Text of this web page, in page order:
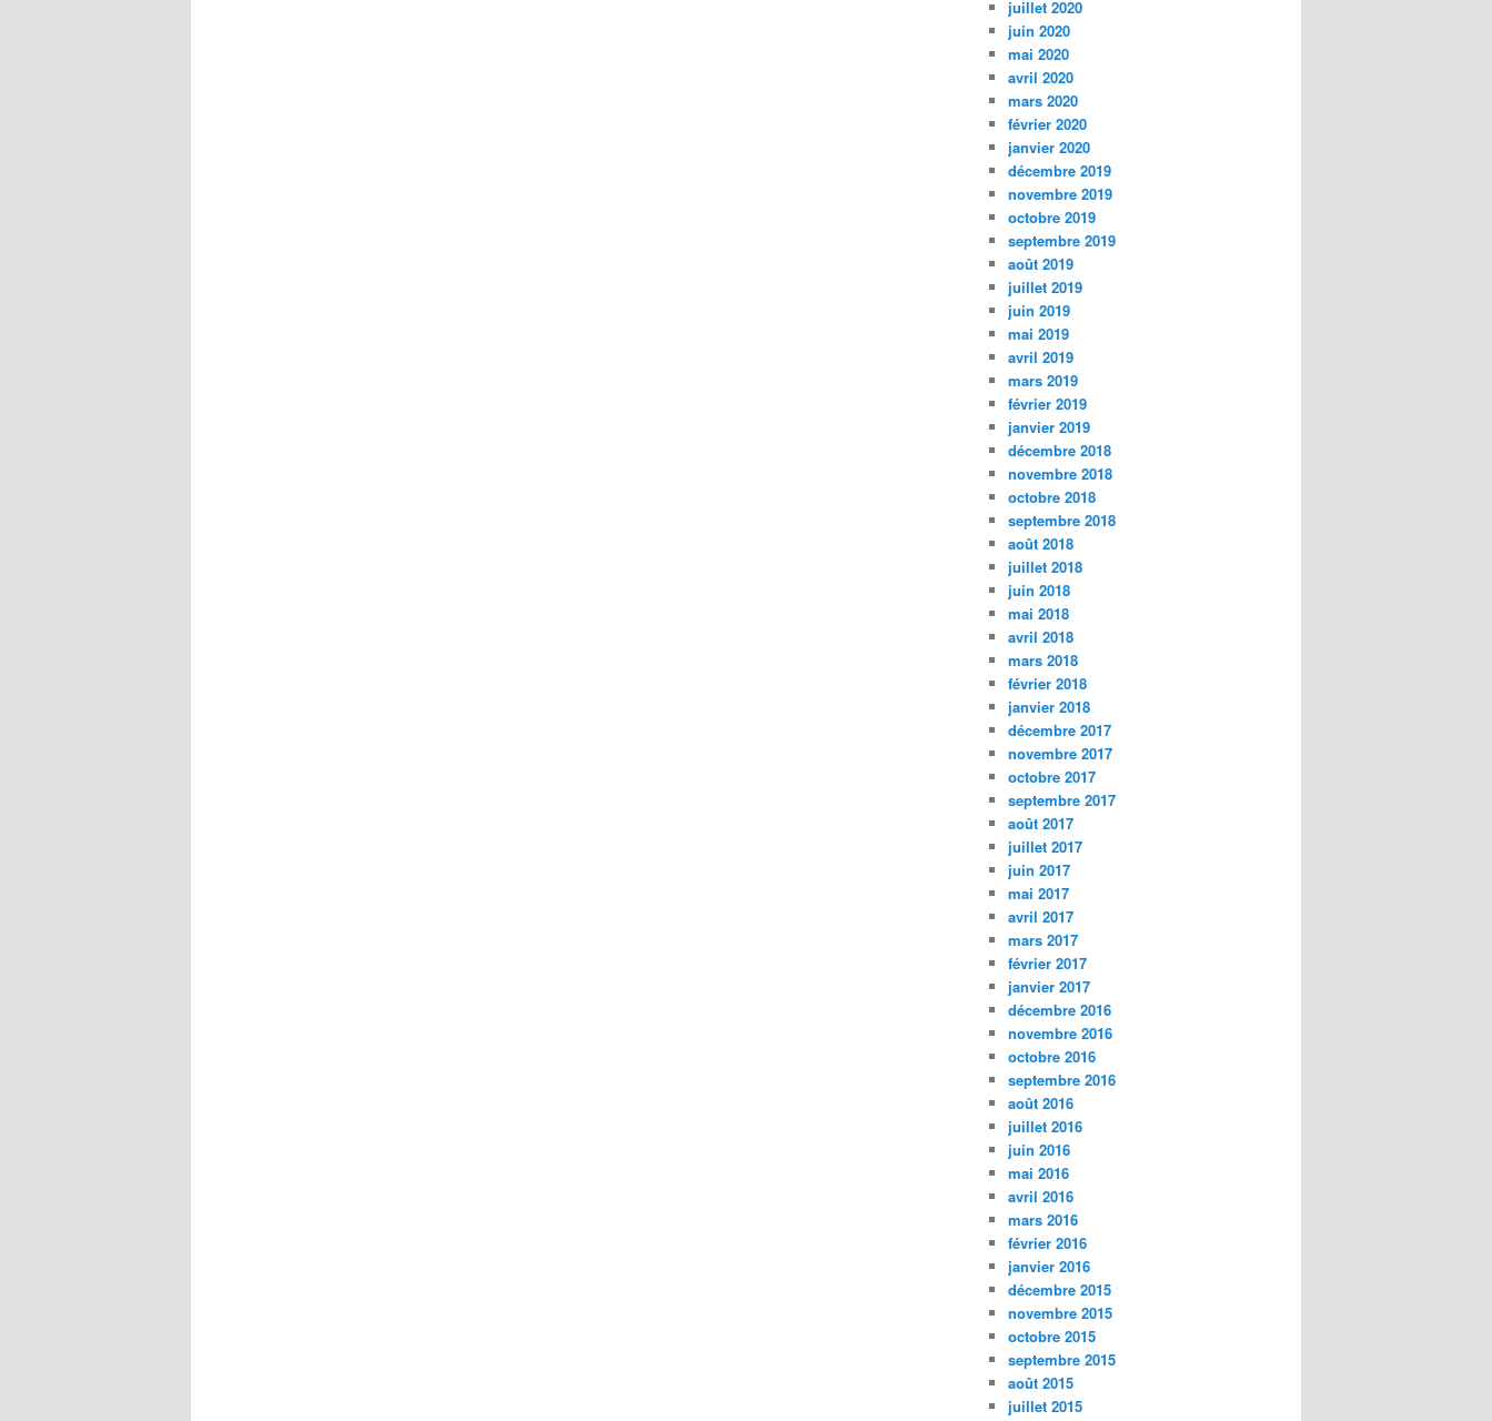
juillet 2020
juin 2020
mai 2020
avril 2020
mars 2020
février 2020
janvier 2020
décembre 2019
novembre 2019
octobre 2019
septembre 2019
août 2019
juillet 2019
juin 2019
mai 2019
avril 2019
mars 2019
février 2019
janvier 2019
décembre 2018
novembre 2018
octobre 2018
septembre 2018
août 2018
juillet 2018
juin 2018
mai 2018
avril 2018
mars 2018
février 2018
janvier 2018
décembre 2017
novembre 2017
octobre 2017
septembre 2017
août 2017
juillet 2017
juin 2017
mai 2017
avril 2017
mars 2017
février 2017
janvier 2017
décembre 2016
novembre 2016
octobre 2016
septembre 2016
août 2016
juillet 2016
juin 2016
mai 2016
avril 2016
mars 2016
février 2016
janvier 2016
décembre 2015
novembre 2015
octobre 2015
septembre 2015
août 2015
juillet 2015